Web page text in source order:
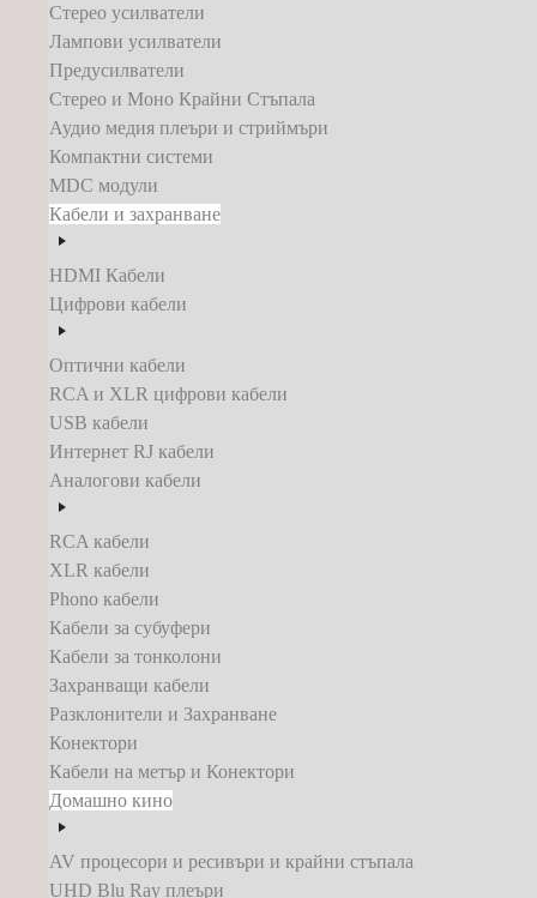
Стерео усилватели
Лампови усилватели
Предусилватели
Стерео и Моно Крайни Стъпала
Аудио медия плеъри и стриймъри
Компактни системи
MDC модули
Кабели и захранване
HDMI Кабели
Цифрови кабели
Оптични кабели
RCA и XLR цифрови кабели
USB кабели
Интернет RJ кабели
Аналогови кабели
RCA кабели
XLR кабели
Phono кабели
Кабели за субуфери
Кабели за тонколони
Захранващи кабели
Разклонители и Захранване
Конектори
Кабели на метър и Конектори
Домашно кино
AV процесори и ресивъри и крайни стъпала
UHD Blu Ray плеъри